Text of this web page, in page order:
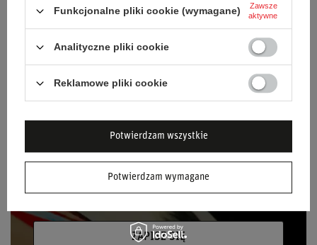
NEWSLETTER
Bądź na bieżąco i zapisz się do naszego
newslettera!
Podaj swój adres e-mail
Wyrażam zgodę na przetwarzanie moich
danych osobowych (adres e-mail) na potrzeby
ZAPISZ SIĘ
Funkcjonalne pliki cookie (wymagane)
Zawsze
aktywne
Analityczne pliki cookie
Reklamowe pliki cookie
Potwierdzam wymagane
Potwierdzam wszystkie